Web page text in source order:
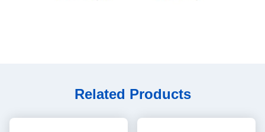
Related Products